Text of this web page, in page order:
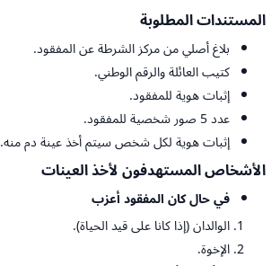
المستندات المطلوبة
بلاغ أصلي من مركز الشرطة عن المفقود.
كتيب العائلة والرقم الوطني.
إثبات هوية للمفقود.
عدد 5 صور شخصية للمفقود.
إثبات هوية لكل شخص سيتم أخذ عينة دم منه.
الأشخاص المستهدفون لأخذ العينات
في حال كان المفقود أعزب
الوالدان (إذا كانا على قيد الحياة).
الإخوة.